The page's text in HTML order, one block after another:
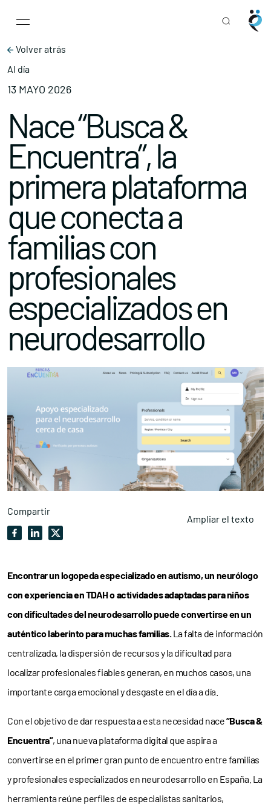
Main Navigation
Volver atrás
Al día
13 MAYO 2026
Nace “Busca &
Encuentra”, la
primera plataforma
que conecta a
familias con
profesionales
especializados en
neurodesarrollo
Compartir
Ampliar el texto
Encontrar un logopeda especializado en autismo, un neurólogo
con experiencia en TDAH o actividades adaptadas para niños
con dificultades del neurodesarrollo puede convertirse en un
auténtico laberinto para muchas familias.La falta de información
centralizada, la dispersión de recursos y la dificultad para
localizar profesionales fiables generan, en muchos casos, una
importante carga emocional y desgaste en el día a día.
Con el objetivo de dar respuesta a esta necesidad nace“Busca &
Encuentra”, una nueva plataforma digital que aspira a
convertirse en el primer gran punto de encuentro entre familias
y profesionales especializados en neurodesarrollo en España. La
herramienta reúne perfiles de especialistas sanitarios,